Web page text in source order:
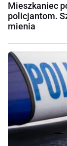
Mieszkaniec
policjantom.
mienia